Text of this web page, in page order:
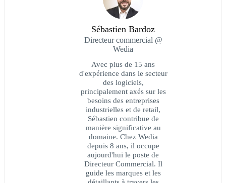
Sébastien Bardoz
Directeur commercial @
Wedia
Avec plus de 15 ans
d'expérience dans le secteur
des logiciels,
principalement axés sur les
besoins des entreprises
industrielles et de retail,
Sébastien contribue de
manière significative au
domaine. Chez Wedia
depuis 8 ans, il occupe
aujourd'hui le poste de
Directeur Commercial. Il
guide les marques et les